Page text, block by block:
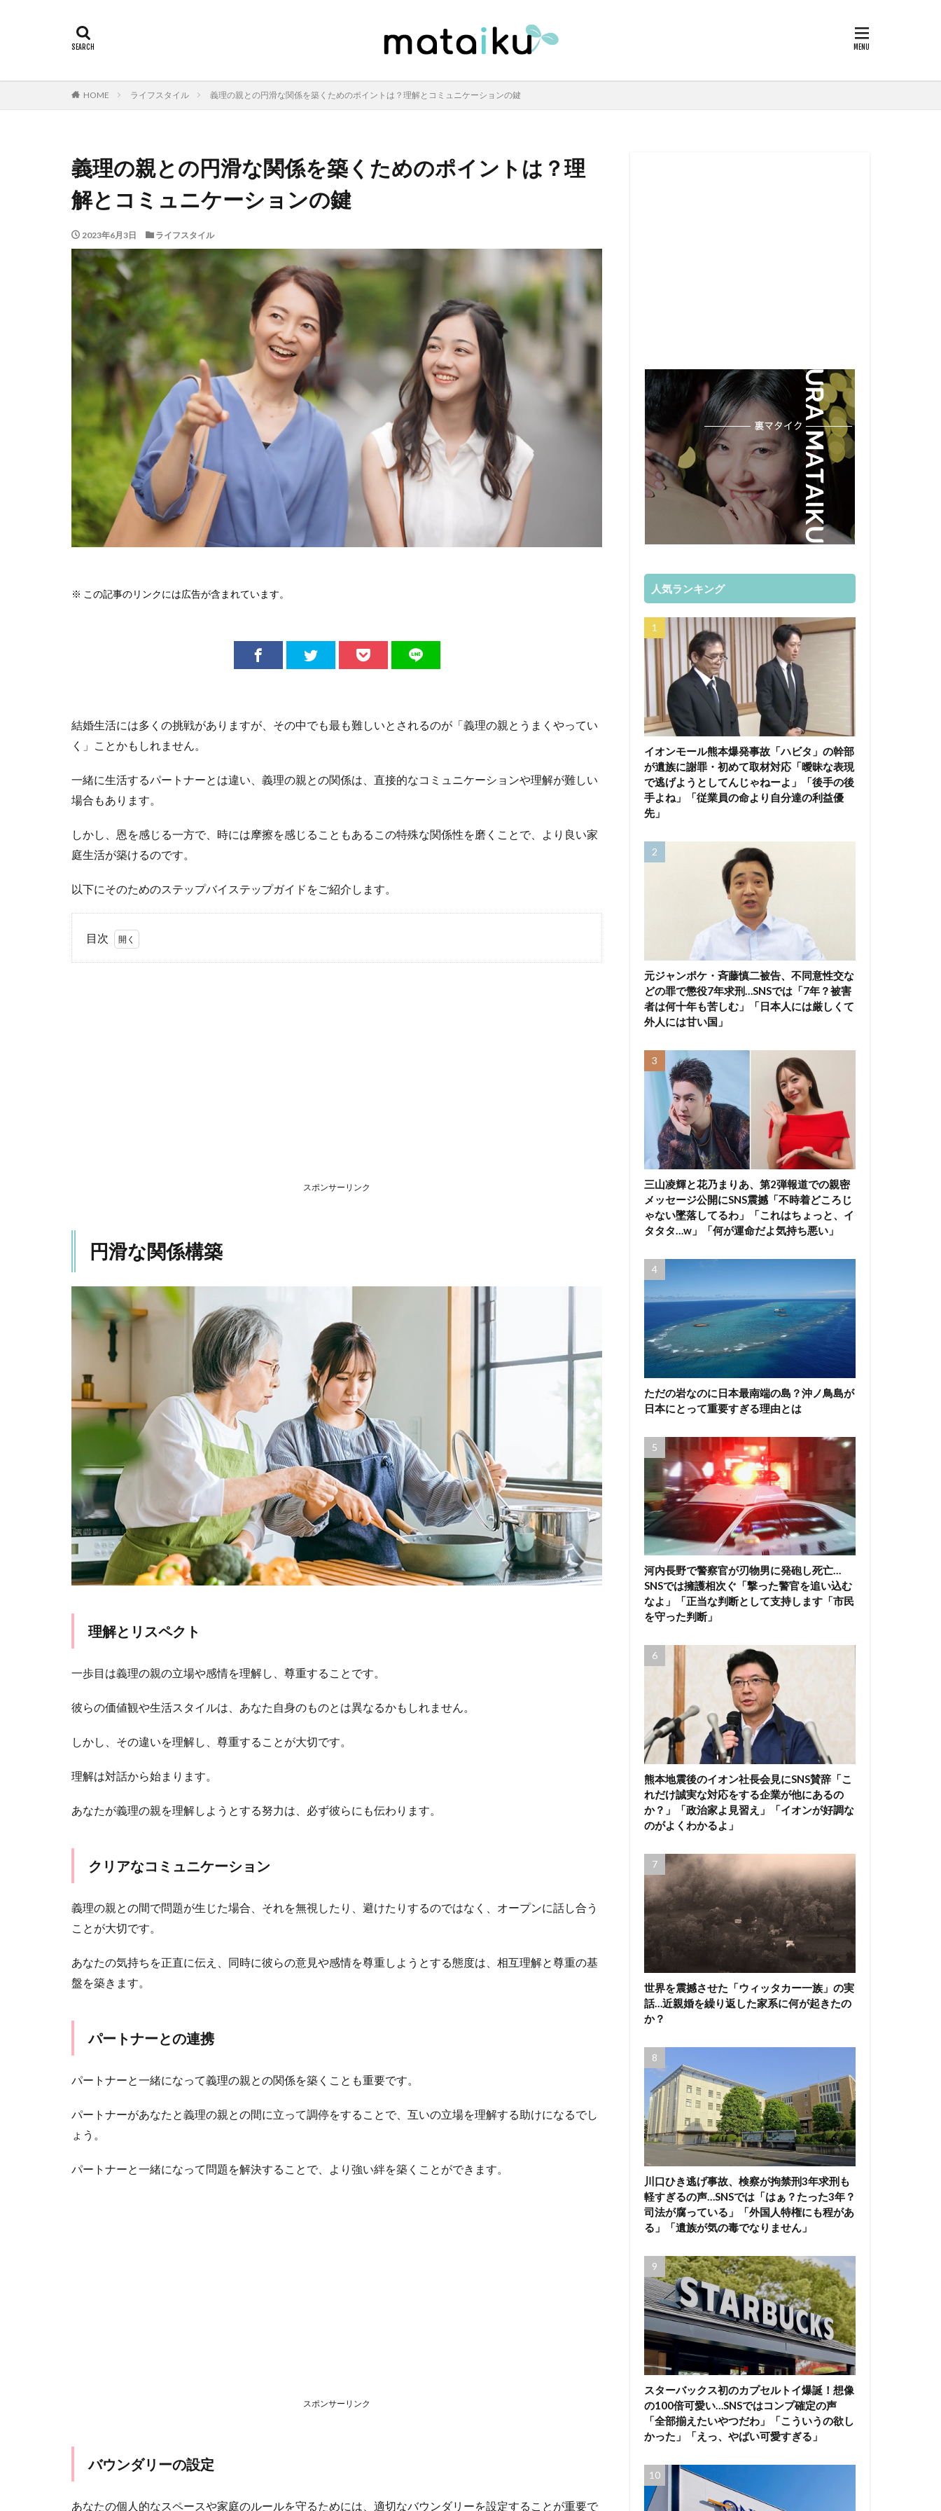
HOME ライフスタイル 義理の親との円滑な関係を築くためのポイントは？理解とコミュニケーションの鍵
義理の親との円滑な関係を築くためのポイントは？理
解とコミュニケーションの鍵
2023年6月3日 ライフスタイル
※ この記事のリンクには広告が含まれています。
結婚生活には多くの挑戦がありますが、その中でも最も難しいとされるのが「義理の親とうまくやってい
く」ことかもしれません。
一緒に生活するパートナーとは違い、義理の親との関係は、直接的なコミュニケーションや理解が難しい
場合もあります。
しかし、恩を感じる一方で、時には摩擦を感じることもあるこの特殊な関係性を磨くことで、より良い家
庭生活が築けるのです。
以下にそのためのステップバイステップガイドをご紹介します。
目次
ケー
ショ
パー
トナ
の連
1.4
バウ
定
感謝
の意
思表
示
2
め
スポンサーリンク
円滑な関係構築
理解とリスペクト
一歩目は義理の親の立場や感情を理解し、尊重することです。
彼らの価値観や生活スタイルは、あなた自身のものとは異なるかもしれません。
しかし、その違いを理解し、尊重することが大切です。
理解は対話から始まります。
あなたが義理の親を理解しようとする努力は、必ず彼らにも伝わります。
クリアなコミュニケーション
義理の親との間で問題が生じた場合、それを無視したり、避けたりするのではなく、オープンに話し合う
ことが大切です。
あなたの気持ちを正直に伝え、同時に彼らの意見や感情を尊重しようとする態度は、相互理解と尊重の基
盤を築きます。
パートナーとの連携
パートナーと一緒になって義理の親との関係を築くことも重要です。
パートナーがあなたと義理の親との間に立って調停をすることで、互いの立場を理解する助けになるでし
ょう。
パートナーと一緒になって問題を解決することで、より強い絆を築くことができます。
スポンサーリンク
バウンダリーの設定
あなたの個人的なスペースや家庭のルールを守るためには、適切なバウンダリーを設定することが重要で
人気ランキング
イオンモール熊本爆発事故「ハビタ」の幹部
が遺族に謝罪・初めて取材対応「曖昧な表現
で逃げようとしてんじゃねーよ」「後手の後
手よね」「従業員の命より自分達の利益優
先」
元ジャンポケ・斉藤慎二被告、不同意性交な
どの罪で懲役7年求刑…SNSでは「7年？被害
者は何十年も苦しむ」「日本人には厳しくて
外人には甘い国」
三山凌輝と花乃まりあ、第2弾報道での親密
メッセージ公開にSNS震撼「不時着どころじ
ゃない墜落してるわ」「これはちょっと、イ
タタタ…w」「何が運命だよ気持ち悪い」
ただの岩なのに日本最南端の島？沖ノ鳥島が
日本にとって重要すぎる理由とは
河内長野で警察官が刃物男に発砲し死亡…
SNSでは擁護相次ぐ「撃った警官を追い込む
なよ」「正当な判断として支持します「市民
を守った判断」
熊本地震後のイオン社長会見にSNS賛辞「こ
れだけ誠実な対応をする企業が他にあるの
か？」「政治家よ見習え」「イオンが好調な
のがよくわかるよ」
世界を震撼させた「ウィッタカー一族」の実
話…近親婚を繰り返した家系に何が起きたの
か？
川口ひき逃げ事故、検察が拘禁刑3年求刑も
軽すぎるの声…SNSでは「はぁ？たった3年？
司法が腐っている」「外国人特権にも程があ
る」「遺族が気の毒でなりません」
スターバックス初のカプセルトイ爆誕！想像
の100倍可愛い…SNSではコンプ確定の声
「全部揃えたいやつだわ」「こういうの欲し
かった」「えっ、やばい可愛すぎる」